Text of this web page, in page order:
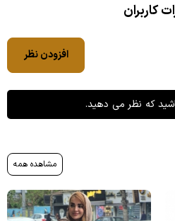
کاربران
افزودن نظر
که نظر می دهید.
مشاهده همه